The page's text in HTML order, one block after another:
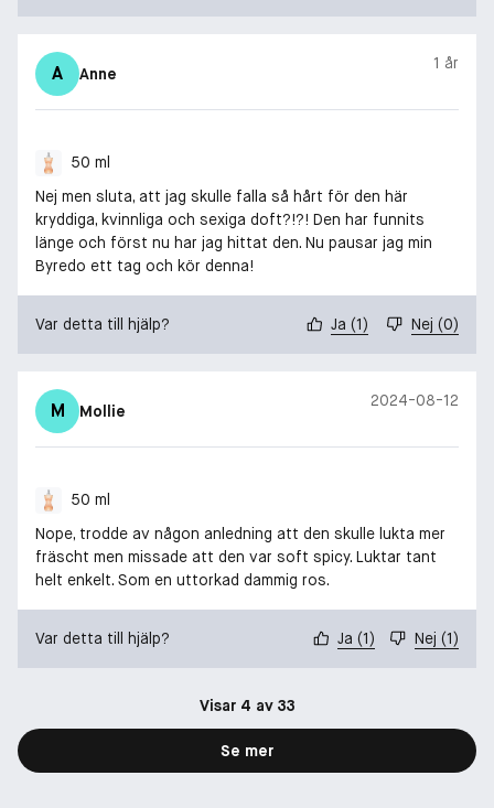
A Anne
1 år
50 ml
Nej men sluta, att jag skulle falla så hårt för den här
kryddiga, kvinnliga och sexiga doft?!?! Den har funnits
länge och först nu har jag hittat den. Nu pausar jag min
Byredo ett tag och kör denna!
Var detta till hjälp? Ja (1) Nej (0)
M Mollie
2024-08-12
50 ml
Nope, trodde av någon anledning att den skulle lukta mer
fräscht men missade att den var soft spicy. Luktar tant
helt enkelt. Som en uttorkad dammig ros.
Var detta till hjälp? Ja (1) Nej (1)
Visar 4 av 33
Se mer